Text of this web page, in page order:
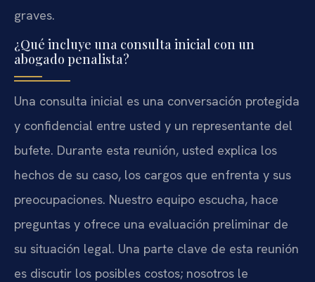
graves.
¿Qué incluye una consulta inicial con un
abogado penalista?
Una consulta inicial es una conversación protegida
y confidencial entre usted y un representante del
bufete. Durante esta reunión, usted explica los
hechos de su caso, los cargos que enfrenta y sus
preocupaciones. Nuestro equipo escucha, hace
preguntas y ofrece una evaluación preliminar de
su situación legal. Una parte clave de esta reunión
es discutir los posibles costos; nosotros le